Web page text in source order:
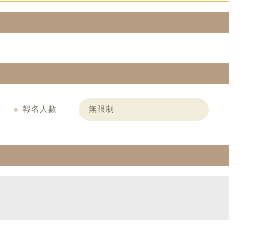
報名人數 無限制